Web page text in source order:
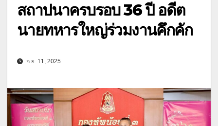
สถาปนาครบรอบ 36 ปี อดีต
นายทหารใหญ่ร่วมงานคึกคัก
ก.ย. 11, 2025